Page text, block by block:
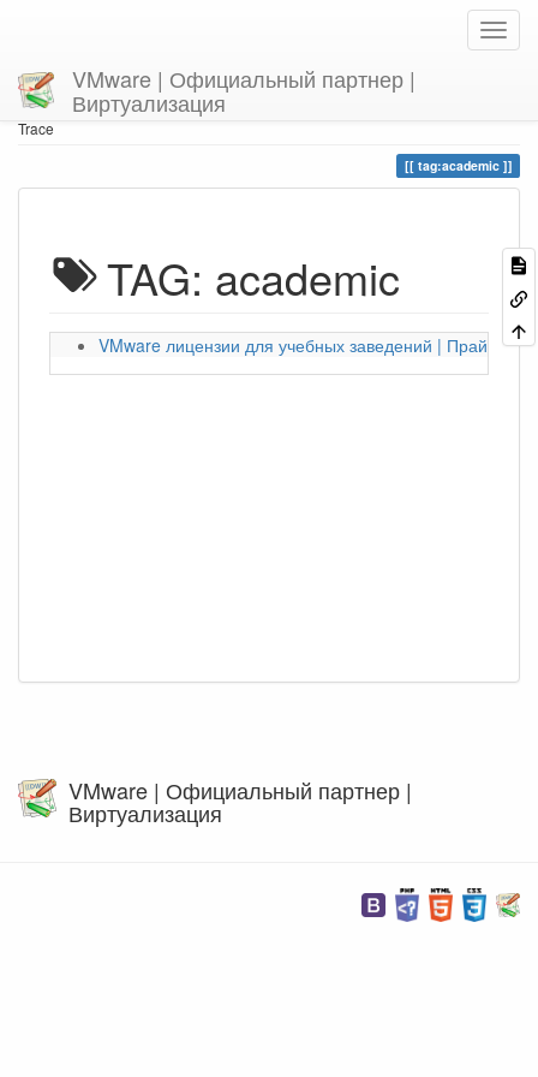
VMware | Официальный партнер |
Виртуализация
You are here Home
tag
academic
Trace
tag:academic
TAG: academic
VMware лицензии для учебных заведений | Прайс-лист
VMware | Официальный партнер |
Виртуализация